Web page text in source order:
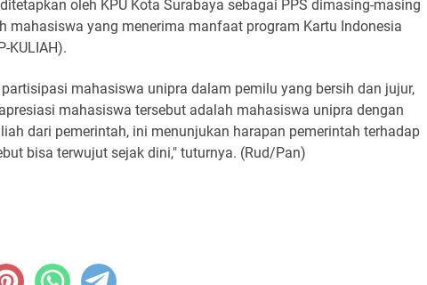
oleh KPU Kota Surabaya sebagai PPS dimasing-masing
mahasiswa yang menerima manfaat program Kartu Indonesia
KULIAH).
mahasiswa unipra dalam pemilu yang bersih dan jujur,
mahasiswa tersebut adalah mahasiswa unipra dengan
dari pemerintah, ini menunjukan harapan pemerintah terhadap
bisa terwujut sejak dini," tuturnya. (Rud/Pan)